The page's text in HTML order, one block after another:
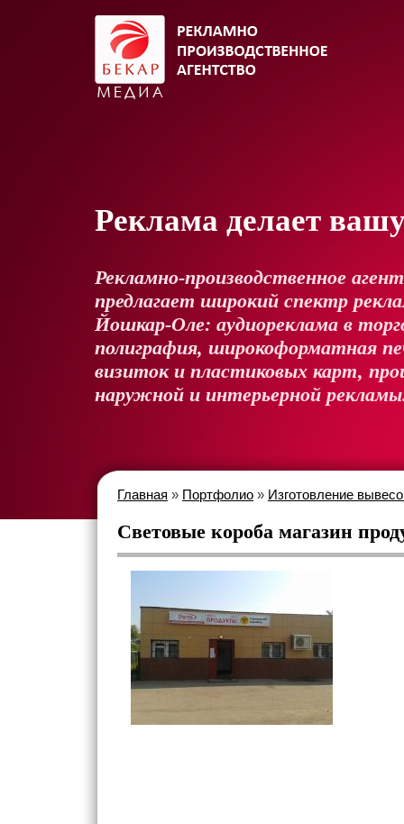
Реклама делает
Рекламно-производственное
предлагает широкий спектр
Йошкар-Оле: аудиореклама в
полиграфия, широкоформатная
визиток и пластиковых карт,
наружной и интерьерной
Главная » Портфолио » Изготовление
Световые короба магазин